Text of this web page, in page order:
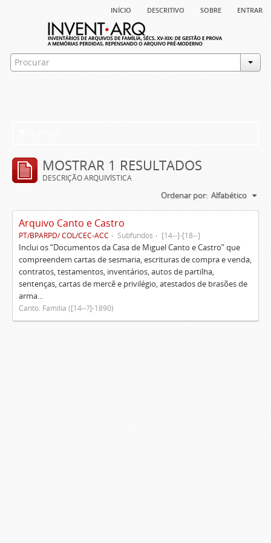
início descritivo sobre entrar
MOSTRAR 1 RESULTADOS
DESCRIÇÃO ARQUIVÍSTICA
Ordenar por: Alfabético
Arquivo Canto e Castro
PT/BPARPD/ COL/CEC-ACC Subfundos [14--]-[18--]
Inclui os “Documentos da Casa de Miguel Canto e Castro” que
compreendem cartas de sesmaria, escrituras de compra e venda,
contratos, testamentos, inventários, autos de partilha,
sentenças, cartas de mercê e privilégio, atestados de brasões de
arma...
Canto. Família ([14--?]-1890)